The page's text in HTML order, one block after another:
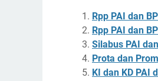
Rpp PAI dan
Rpp PAI dan
Silabus PAI
Prota dan
KI dan KD PAI